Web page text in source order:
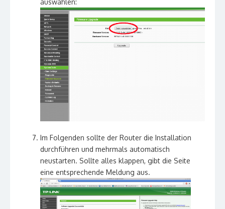
auswählen:
Im Folgenden sollte der Router die Installation
durchführen und mehrmals automatisch
neustarten. Sollte alles klappen, gibt die Seite
eine entsprechende Meldung aus.